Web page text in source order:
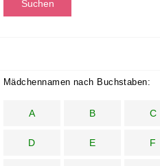
Mädchennamen nach Buchstaben:
A B C
D E F